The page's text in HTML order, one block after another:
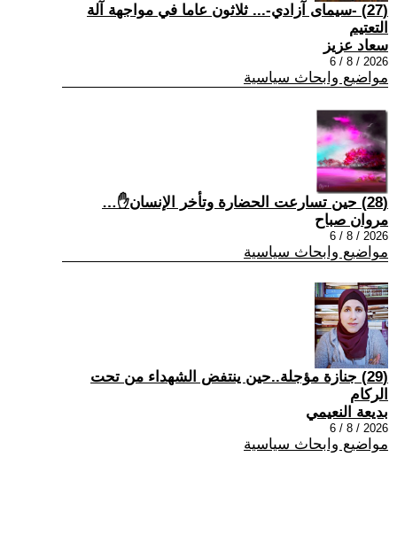
(27) -سيمای آزادي-... ثلاثون عاما في مواجهة آلة
التعتيم
سعاد عزيز
2026 / 8 / 6
مواضيع وابحاث سياسية
(28) حين تسارعت الحضارة وتأخر الإنسان✋…
مروان صباح
2026 / 8 / 6
مواضيع وابحاث سياسية
(29) جنازة مؤجلة..حين ينتفض الشهداء من تحت
الركام
بديعة النعيمي
2026 / 8 / 6
مواضيع وابحاث سياسية